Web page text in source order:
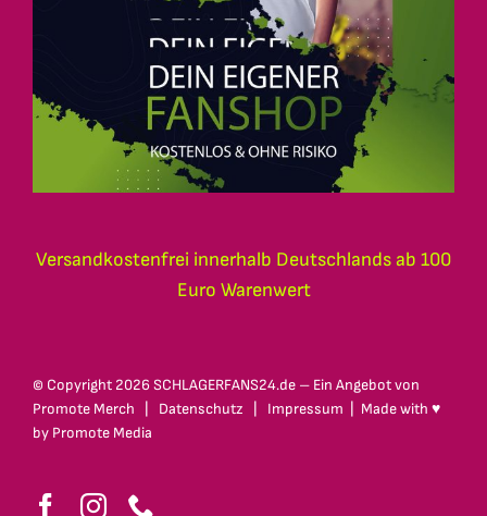
Versandkostenfrei innerhalb Deutschlands ab 100
Euro Warenwert
© Copyright 2026 SCHLAGERFANS24.de – Ein Angebot von
Promote Merch
Datenschutz Impressum | Made with ♥
by Promote Media